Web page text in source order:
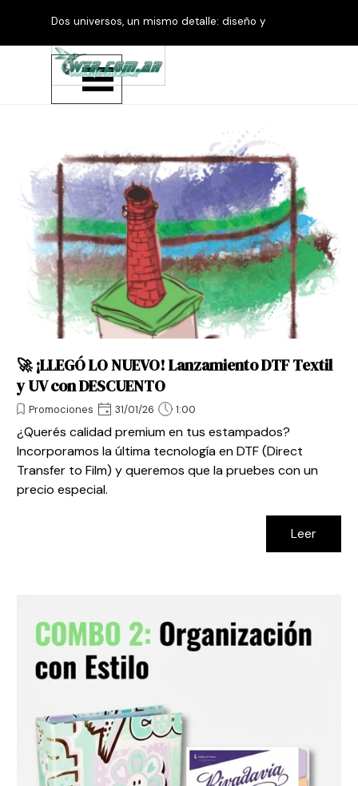
Saltar menú
Dos universos, un mismo detalle: diseño y
🚀 ¡LLEGÓ LO NUEVO! Lanzamiento DTF Textil
y UV con DESCUENTO
Promociones 31/01/26 1:00
¿Querés calidad premium en tus estampados?
Incorporamos la última tecnología en DTF (Direct
Transfer to Film) y queremos que la pruebes con un
precio especial.
Leer